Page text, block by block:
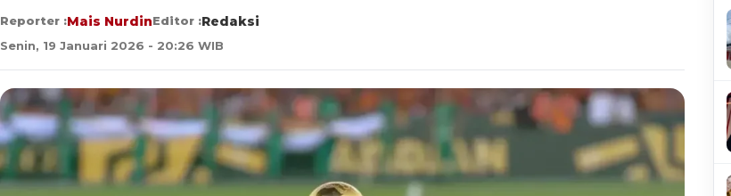
Reporter :Mais NurdinEditor :Redaksi
Senin, 19 Januari 2026 - 20:26 WIB